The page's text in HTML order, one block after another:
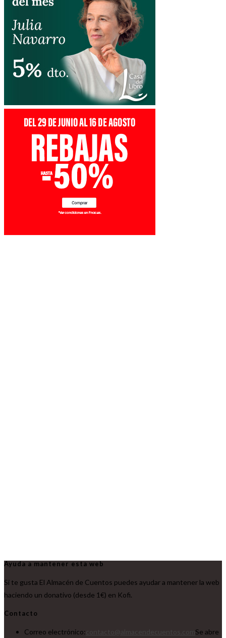
Ayuda a mantener esta web
Si te gusta El Almacén de Cuentos puedes ayudar a mantener la web
haciendo un donativo (desde 1€) en Kofi.
Contacto
Correo electrónico:
Se abre